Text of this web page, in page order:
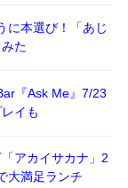
に本選び！「あじ
た
『Ask Me』7/23
イも
アカイサカナ」2
大満足ランチ